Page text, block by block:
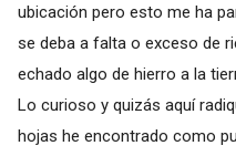
ubicación pero esto me ha
se deba a falta o exceso de
echado algo de hierro a la
Lo curioso y quizás aquí
hojas he encontrado como